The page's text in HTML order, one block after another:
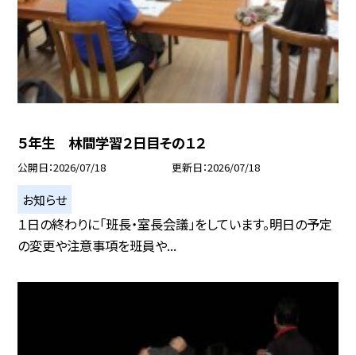
５年生 林間学習２日目その１２
公開日 2026/07/18 更新日 2026/07/18
お知らせ
１日の終わりに「班長・室長会議」をしています。明日の予定
の変更や注意事項を班員や...